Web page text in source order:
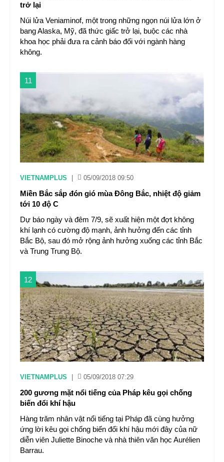
trở lại
Núi lửa Veniaminof, một trong những ngọn núi lửa lớn ở
bang Alaska, Mỹ, đã thức giấc trở lại, buộc các nhà
khoa học phải đưa ra cảnh báo đối với ngành hàng
không.
11
VIETNAMPLUS 05/09/2018 09:50
Miền Bắc sắp đón gió mùa Đông Bắc, nhiệt độ giảm
tới 10 độ C
Dự báo ngày và đêm 7/9, sẽ xuất hiện một đợt không
khí lạnh có cường độ mạnh, ảnh hưởng đến các tỉnh
Bắc Bộ, sau đó mở rộng ảnh hưởng xuống các tỉnh Bắc
và Trung Trung Bộ.
12
VIETNAMPLUS 05/09/2018 07:29
200 gương mặt nổi tiếng của Pháp kêu gọi chống
biến đổi khí hậu
Hàng trăm nhân vật nổi tiếng tại Pháp đã cùng hưởng
ứng lời kêu gọi chống biến đổi khí hậu mới đây của nữ
diễn viên Juliette Binoche và nhà thiên văn học Aurélien
Barrau.